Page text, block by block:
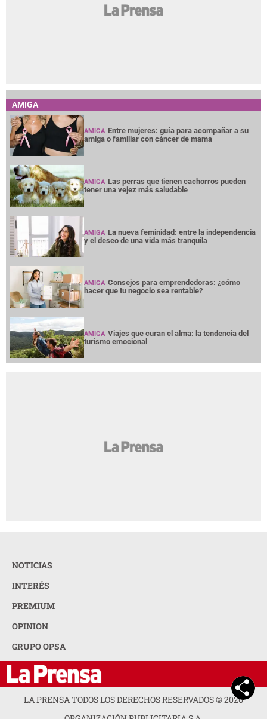
AMIGA
AMIGA Entre mujeres: guía para acompañar a su
amiga o familiar con cáncer de mama
AMIGA Las perras que tienen cachorros pueden
tener una vejez más saludable
AMIGA La nueva feminidad: entre la independencia
y el deseo de una vida más tranquila
AMIGA Consejos para emprendedoras: ¿cómo
hacer que tu negocio sea rentable?
AMIGA Viajes que curan el alma: la tendencia del
turismo emocional
NOTICIAS
INTERÉS
PREMIUM
OPINION
GRUPO OPSA
LA PRENSA TODOS LOS DERECHOS RESERVADOS ©2026